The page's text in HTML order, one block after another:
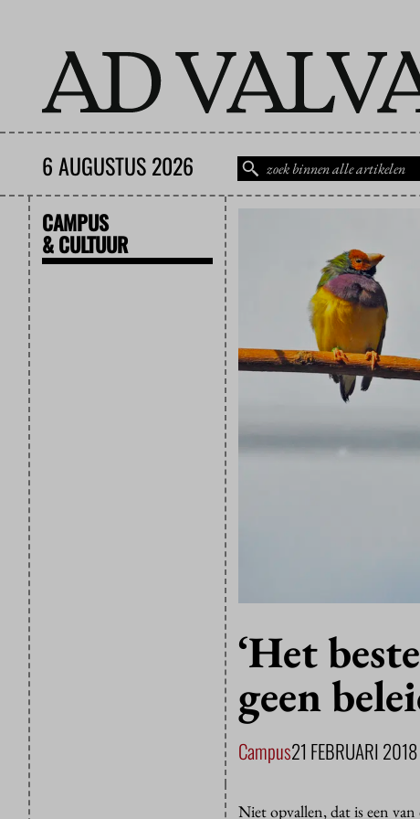
6 AUGUSTUS 2026
CAMPUS
& CULTUUR
‘Het
geen
Campus21 FEBRUARI 2018
Niet opvallen, dat is een